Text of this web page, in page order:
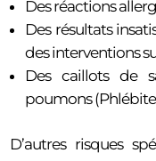
Des réactions
Des résultats
des interventions
Des caillots de
poumons
D’autres risques